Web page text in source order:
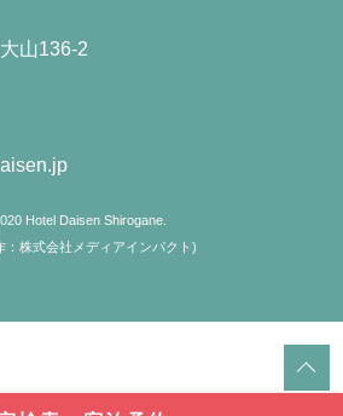
山136-2
Hotel Daisen Shirogane.
：株式会社メディアインパクト )